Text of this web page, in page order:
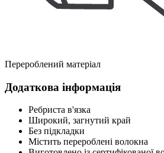
Перероблений матеріал
Додаткова інформація
Ребриста в'язка
Широкий, загнутий край
Без підкладки
Містить перероблені волокна